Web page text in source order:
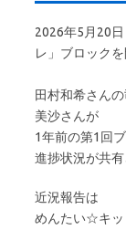
2026年5月20
レ」ブロックを
田村和希さん
美沙さんが
1年前の第1回
進捗状況が共有
近況報告は
めんたい☆キッ